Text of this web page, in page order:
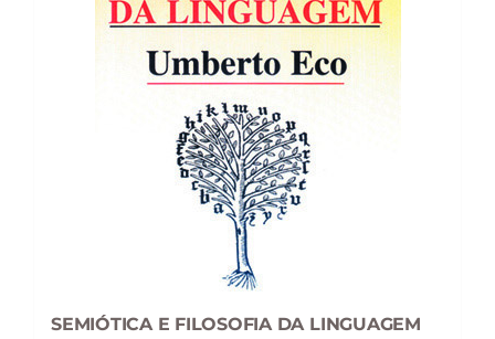
SEMIÓTICA E FILOSOFIA DA LINGUAGEM